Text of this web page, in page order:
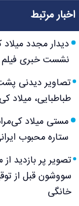
اخبار مرتبط
دیدار مجدد
نشست خبری
تصاویر دیدنی
طباطبایی، میلاد
مستی میلاد
ستاره محبوب
تصویر پر بازدید
سووشون قبل از
خانگی